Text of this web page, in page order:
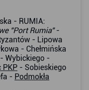
- RUMIA:
"Port Rumia"-
- Lipowa
- Chełmińska
Wybickiego -
PKP - Sobieskiego
- Podmokła